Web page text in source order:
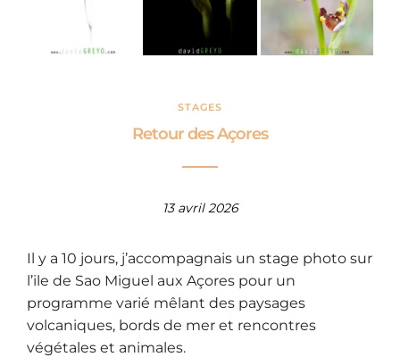
STAGES
Retour des Açores
13 avril 2026
Il y a 10 jours, j’accompagnais un stage photo sur
l’ile de Sao Miguel aux Açores pour un
programme varié mêlant des paysages
volcaniques, bords de mer et rencontres
végétales et animales.